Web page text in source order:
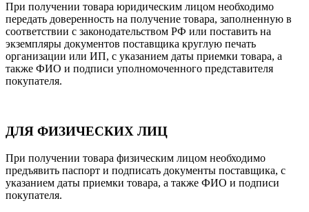
При получении товара юридическим лицом необходимо
передать доверенность на получение товара, заполненную в
соответствии с законодательством РФ или поставить на
экземпляры документов поставщика круглую печать
организации или ИП, с указанием даты приемки товара, а
также ФИО и подписи уполномоченного представителя
покупателя.
ДЛЯ ФИЗИЧЕСКИХ ЛИЦ
При получении товара физическим лицом необходимо
предъявить паспорт и подписать документы поставщика, с
указанием даты приемки товара, а также ФИО и подписи
покупателя.